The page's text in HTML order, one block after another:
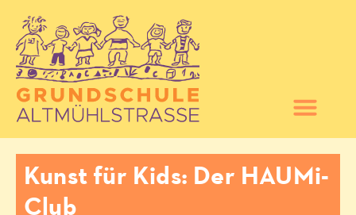
Kunst für Kids: Der HAUMi-
Club